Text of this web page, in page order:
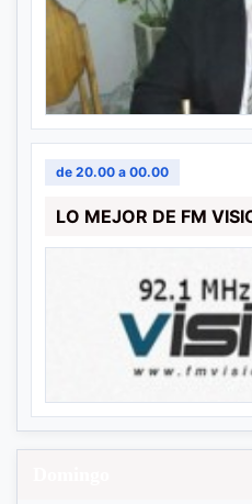
de 20.00 a 00.00
LO MEJOR DE FM